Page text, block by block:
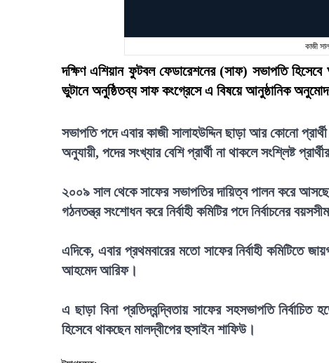
কাজী
দক্ষিণ এশিয়ান ফুটবল ফেডারেশনের (সাফ) সভাপতি
ভুটানে অনুষ্ঠিতব্য সাফ কংগ্রেসে এ বিষয়ে আনুষ্ঠানিক
সভাপতি পদে এবার কাজী সালাহউদ্দিন ছাড়া আর কোনো প্রার্থী
অনুযায়ী, পদের সংখ্যার বেশি প্রার্থী না থাকলে সংশ্লিষ্ট
২০০৯ সাল থেকে সাফের সভাপতির দায়িত্ব পালন করে
গঠনতন্ত্র সংশোধন করে নির্বাহী কমিটির পদে নির্বাচনের
এদিকে, এবার প্রথমবারের মতো সাফের নির্বাহী কমিটিতে
আহমেদ আরিফ।
এ ছাড়া বিনা প্রতিদ্বন্দ্বিতায় সাফের সহসভাপতি
হিসেবে থাকছেন মালদ্বীপের হুসাইন শাফিউ।